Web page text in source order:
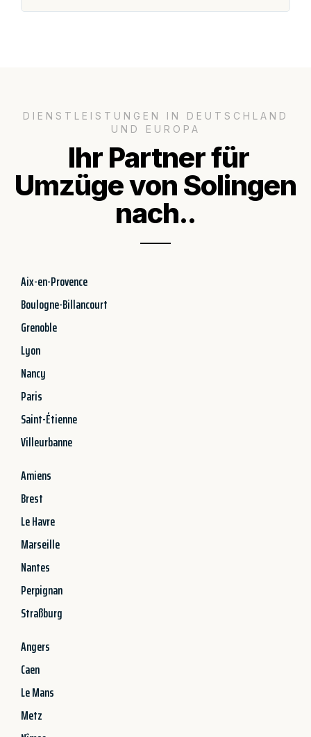
DIENSTLEISTUNGEN IN DEUTSCHLAND
UND EUROPA
Ihr Partner für
Umzüge von Solingen
nach..
Aix-en-Provence
Boulogne-Billancourt
Grenoble
Lyon
Nancy
Paris
Saint-Étienne
Villeurbanne
Amiens
Brest
Le Havre
Marseille
Nantes
Perpignan
Straßburg
Angers
Caen
Le Mans
Metz